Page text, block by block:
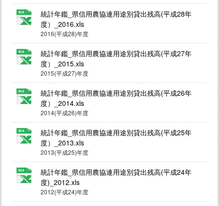
統計年鑑_県信用農協連用途別貸出残高(平成28年
度）_2016.xls
2016(平成28)年度
統計年鑑_県信用農協連用途別貸出残高(平成27年
度）_2015.xls
2015(平成27)年度
統計年鑑_県信用農協連用途別貸出残高(平成26年
度）_2014.xls
2014(平成26)年度
統計年鑑_県信用農協連用途別貸出残高(平成25年
度）_2013.xls
2013(平成25)年度
統計年鑑_県信用農協連用途別貸出残高(平成24年
度)_2012.xls
2012(平成24)年度